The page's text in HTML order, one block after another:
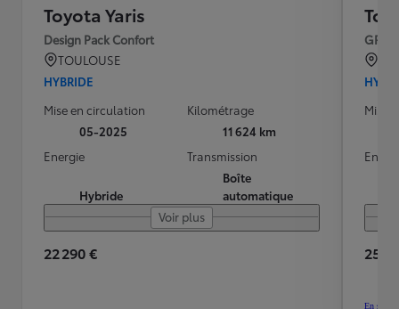
Toyota Yaris
Design Pack Confort
TOULOUSE
HYBRIDE
Mise en circulation
05-2025
Kilométrage
11 624 km
Energie
Hybride
Transmission
Boîte
automatique
Voir plus
22 290 €
GR
Mise
25
En